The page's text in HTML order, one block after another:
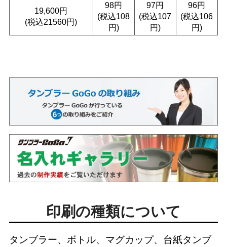
19,600円
(税込21560円)
98円
(税込108
円)
97円
(税込107
円)
96円
(税込106
円)
印刷の種類について
タンブラー、ボトル、マグカップ、台紙タンブ